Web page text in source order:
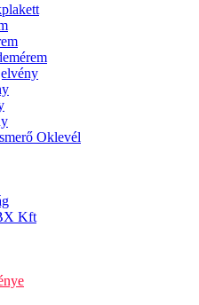
Oklevél
Kft